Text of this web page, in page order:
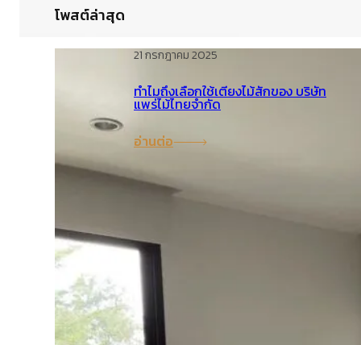
โพสต์ล่าสุด
21 กรกฎาคม 2025
ทำไมถึงเลือกใช้เตียงไม้สักของ บริษัท
แพร่ไม้ไทยจำกัด
อ่านต่อ